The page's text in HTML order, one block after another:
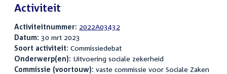
Activiteit
Activiteitnummer: 2022A03432
Datum: 30 mrt 2023
Soort activiteit: Commissiedebat
Onderwerp(en): Uitvoering sociale zekerheid
Commissie (voortouw): vaste commissie voor Sociale Zaken